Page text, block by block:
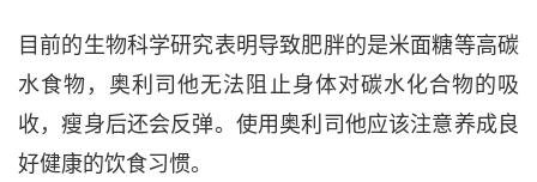
目前的生物科学研究表明导致肥胖的是米面糖等高碳
水食物，奥利司他无法阻止身体对碳水化合物的吸
收，瘦身后还会反弹。使用奥利司他应该注意养成良
好健康的饮食习惯。